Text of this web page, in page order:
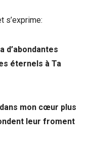
s’exprime:
d’abondantes
éternels à Ta
mon cœur plus
leur froment